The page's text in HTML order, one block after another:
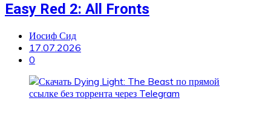
Easy Red 2: All Fronts
Иосиф Сид
17.07.2026
0